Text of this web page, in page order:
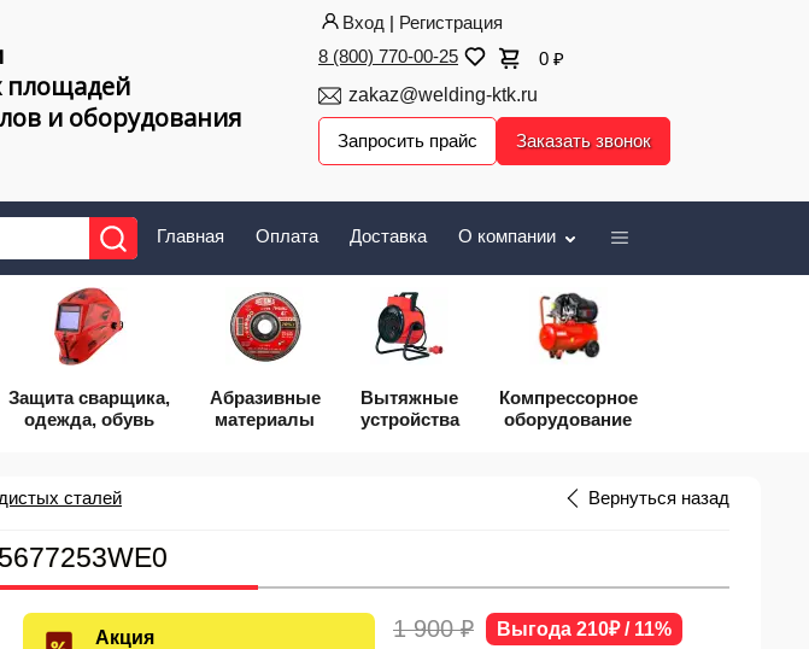
площадей
и оборудования
Вход | Регистрация
8 (800) 770-00-25
0 ₽
zakaz@welding-ktk.ru
Запросить прайс Заказать звонок
Главная Оплата Доставка О компании
Защита сварщика,
одежда, обувь
Абразивные
материалы
Вытяжные
устройства
Компрессорное
оборудование
Вернуться назад
сталей
Акция
1 900 ₽ Выгода 210₽ / 11%